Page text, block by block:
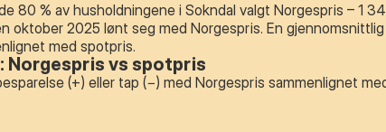
80 % av husholdningene i Sokndal valgt Norgespris – 1
oktober 2025 lønt seg med Norgespris. En
med spotpris.
vs spotpris
(+) eller tap (−) med Norgespris sammenlignet